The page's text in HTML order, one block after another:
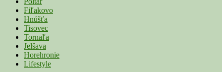
Fiľakovo
Hnúšťa
Tisovec
Tornaľa
Jelšava
Horehronie
Lifestyle